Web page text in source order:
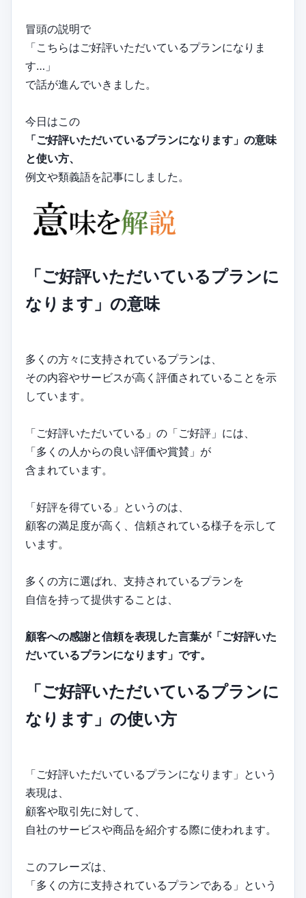
冒頭の説明で
「こちらはご好評いただいているプランになりま
す…」
で話が進んでいきました。
今日はこの
「ご好評いただいているプランになります」の意味
と使い方、
例文や類義語を記事にしました。
「ご好評いただいているプランに
なります」の意味
多くの方々に支持されているプランは、
その内容やサービスが高く評価されていることを示
しています。
「ご好評いただいている」の「ご好評」には、
「多くの人からの良い評価や賞賛」が
含まれています。
「好評を得ている」というのは、
顧客の満足度が高く、信頼されている様子を示して
います。
多くの方に選ばれ、支持されているプランを
自信を持って提供することは、
顧客への感謝と信頼を表現した言葉が「ご好評いた
だいているプランになります」です。
「ご好評いただいているプランに
なります」の使い方
「ご好評いただいているプランになります」という
表現は、
顧客や取引先に対して、
自社のサービスや商品を紹介する際に使われます。
このフレーズは、
「多くの方に支持されているプランである」という